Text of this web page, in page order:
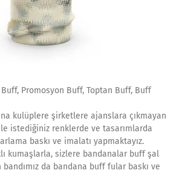
Promosyon Buff, Toptan Buff, Buff
kulüplere şirketlere ajanslara çıkmayan
istediğiniz renklerde ve tasarımlarda
baskı ve imalatı yapmaktayız.
kumaşlarla, sizlere bandanalar buff şal
da bandana buff fular baskı ve